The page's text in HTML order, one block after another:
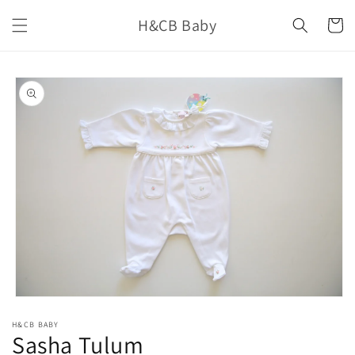
atla
H&CB Baby Sepet
Ürün
bilgisine
atla
modda
oynatın
H&CB BABY
Sasha Tulum